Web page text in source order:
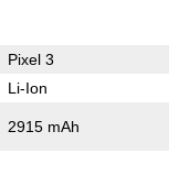
Pixel 3
Li-Ion
2915 mAh